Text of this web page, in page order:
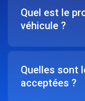
Quel est le
véhicule ?
Quelles sont
acceptées ?